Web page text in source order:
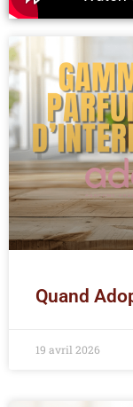
Quand
19 avril 2026